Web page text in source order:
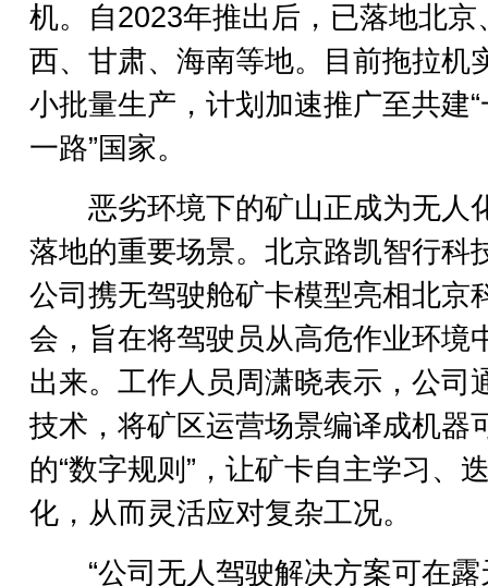
机。自2023年推出后，已落地北京
西、甘肃、海南等地。目前拖拉机
小批量生产，计划加速推广至共建
一路”国家。
恶劣环境下的矿山正成为无人
落地的重要场景。北京路凯智行科
公司携无驾驶舱矿卡模型亮相北京
会，旨在将驾驶员从高危作业环境
出来。工作人员周潇晓表示，公司
技术，将矿区运营场景编译成机器
的“数字规则”，让矿卡自主学习、
化，从而灵活应对复杂工况。
“公司无人驾驶解决方案可在露